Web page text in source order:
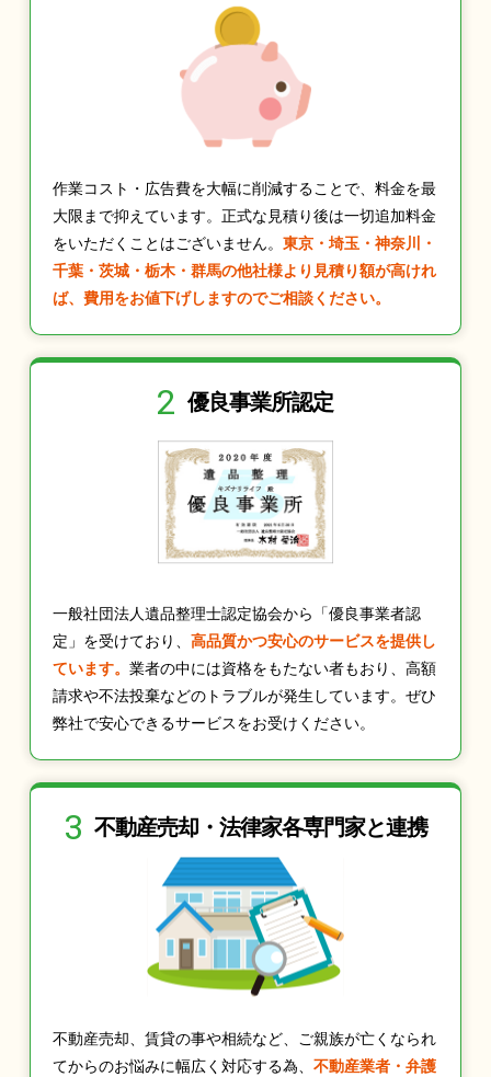
作業コスト・広告費を大幅に削減することで、料金を最
大限まで抑えています。正式な見積り後は一切追加料金
をいただくことはございません。 東京・埼玉・神奈川・
千葉・茨城・栃木・群馬の他社様より見積り額が高けれ
ば、費用をお値下げしますのでご相談ください。
2 優良事業所認定
一般社団法人遺品整理士認定協会から「優良事業者認
定」を受けており、 高品質かつ安心のサービスを提供し
ています。 業者の中には資格をもたない者もおり、高額
請求や不法投棄などのトラブルが発生しています。ぜひ
弊社で安心できるサービスをお受けください。
3 不動産売却・法律家各専門家と連携
不動産売却、賃貸の事や相続など、ご親族が亡くなられ
てからのお悩みに幅広く対応する為、 不動産業者・弁護